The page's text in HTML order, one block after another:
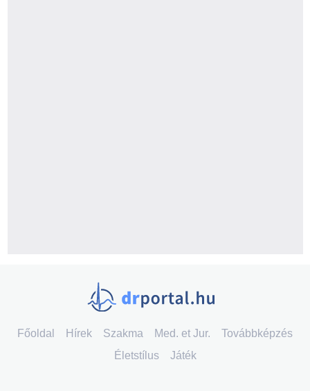
Főoldal Hírek Szakma Med. et Jur.
Továbbképzés
Életstílus
Játék